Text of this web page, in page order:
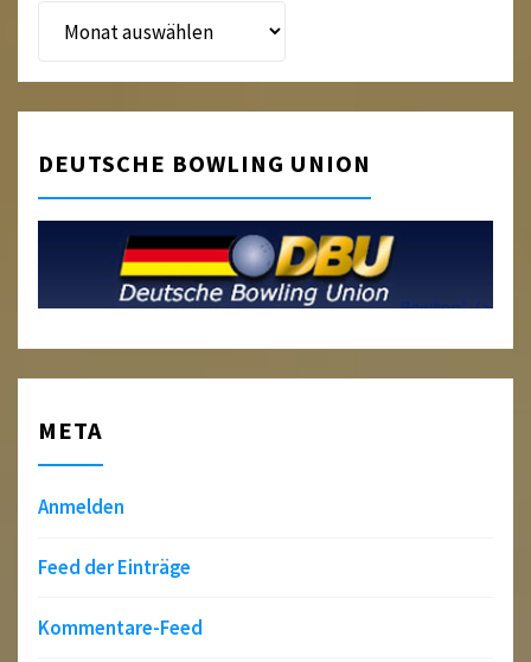
Beitragsarchiv
DEUTSCHE BOWLING UNION
META
Anmelden
Feed der Einträge
Kommentare-Feed